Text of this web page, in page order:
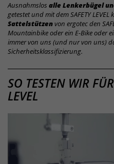
Ausnahmslos alle Lenkerbügel
getestet und mit dem SAFETY
Sattelstützenvon ergotec den
Mountainbike oder ein E-Bike oder
immer von uns (und nur von uns)
Sicherheitsklassifizierung.
SAFETY
LEVEL
SO TESTEN WIR
LEVEL